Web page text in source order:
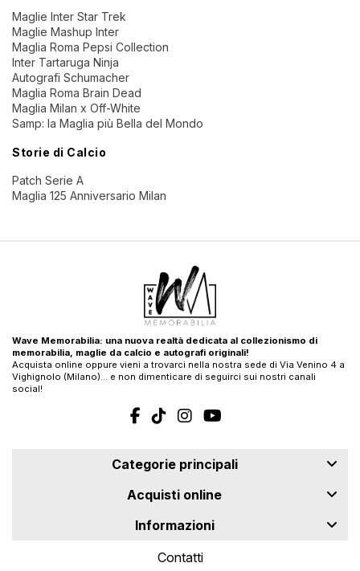
Maglie Inter Star Trek
Maglie Mashup Inter
Maglia Roma Pepsi Collection
Inter Tartaruga Ninja
Autografi Schumacher
Maglia Roma Brain Dead
Maglia Milan x Off-White
Samp: la Maglia più Bella del Mondo
Storie di Calcio
Patch Serie A
Maglia 125 Anniversario Milan
Wave Memorabilia: una nuova realtà dedicata al collezionismo di
memorabilia, maglie da calcio e autografi originali!
Acquista online oppure vieni a trovarci nella nostra sede di Via Venino 4 a
Vighignolo (Milano)… e non dimenticare di seguirci sui nostri canali
social!
Categorie principali
Acquisti online
Informazioni
Contatti